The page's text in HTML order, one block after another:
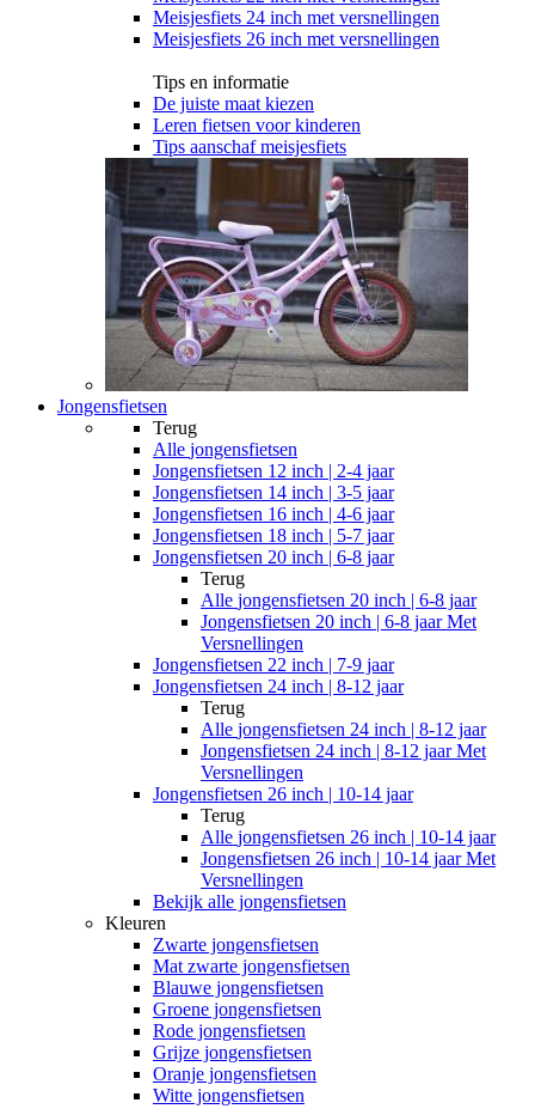
Meisjesfiets 24 inch met versnellingen
Meisjesfiets 26 inch met versnellingen
Tips en informatie
De juiste maat kiezen
Leren fietsen voor kinderen
Tips aanschaf meisjesfiets
Jongensfietsen
Terug
Alle jongensfietsen
Jongensfietsen 12 inch | 2-4 jaar
Jongensfietsen 14 inch | 3-5 jaar
Jongensfietsen 16 inch | 4-6 jaar
Jongensfietsen 18 inch | 5-7 jaar
Jongensfietsen 20 inch | 6-8 jaar
Terug
Alle jongensfietsen 20 inch | 6-8 jaar
Jongensfietsen 20 inch | 6-8 jaar Met
Versnellingen
Jongensfietsen 22 inch | 7-9 jaar
Jongensfietsen 24 inch | 8-12 jaar
Terug
Alle jongensfietsen 24 inch | 8-12 jaar
Jongensfietsen 24 inch | 8-12 jaar Met
Versnellingen
Jongensfietsen 26 inch | 10-14 jaar
Terug
Alle jongensfietsen 26 inch | 10-14 jaar
Jongensfietsen 26 inch | 10-14 jaar Met
Versnellingen
Bekijk alle jongensfietsen
Kleuren
Zwarte jongensfietsen
Mat zwarte jongensfietsen
Blauwe jongensfietsen
Groene jongensfietsen
Rode jongensfietsen
Grijze jongensfietsen
Oranje jongensfietsen
Witte jongensfietsen